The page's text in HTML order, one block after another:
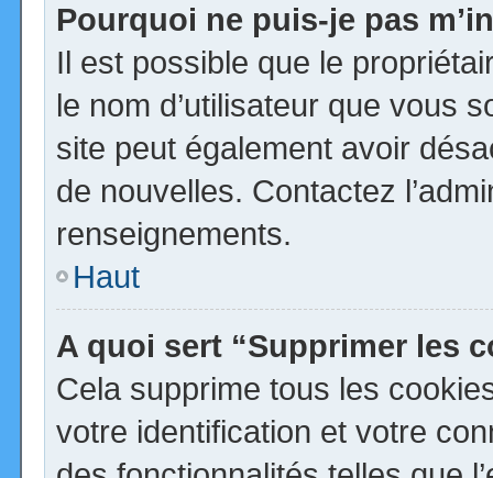
Pourquoi ne puis-je pas
Il est possible que le
le nom d’utilisateur que vous
site peut également avoir
de nouvelles. Contactez
renseignements.
Haut
A quoi sert “Supprimer les
Cela supprime tous les
votre identification et votre